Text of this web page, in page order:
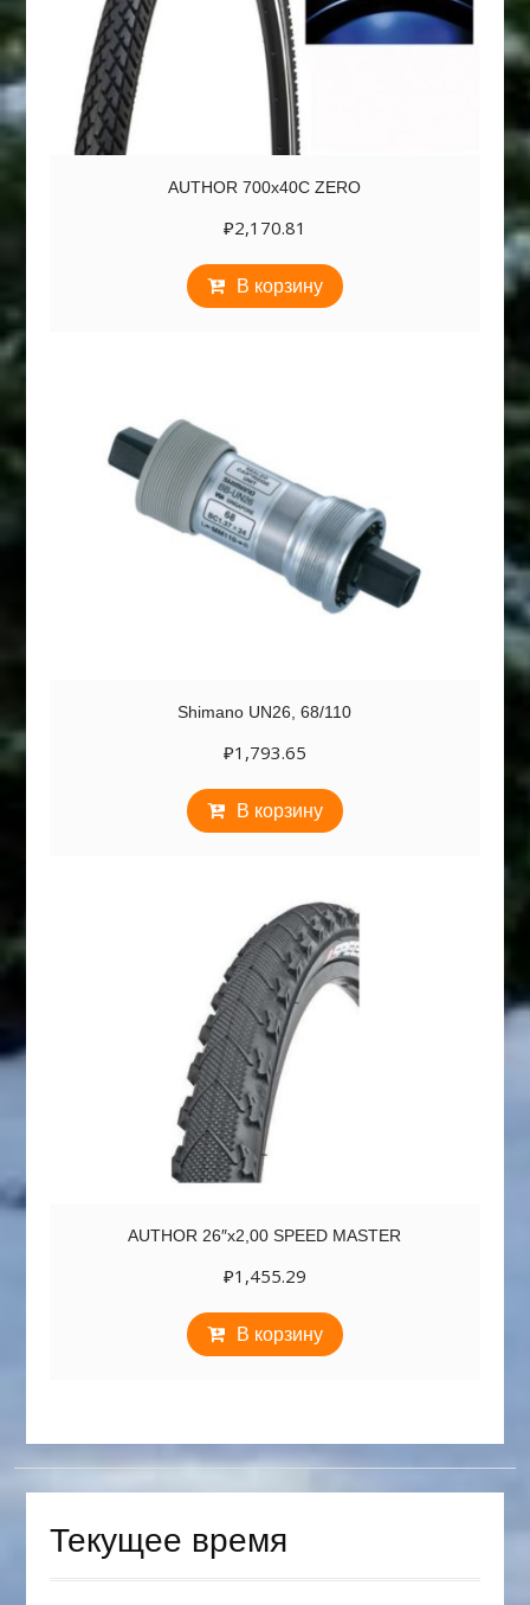
AUTHOR 700х40C ZERO
₽2,170.81
В корзину
Shimano UN26, 68/110
₽1,793.65
В корзину
AUTHOR 26″х2,00 SPEED MASTER
₽1,455.29
В корзину
Текущее время